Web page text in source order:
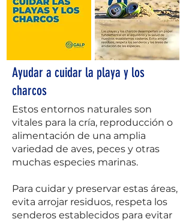
Ayudar a cuidar la playa y los
charcos
Estos entornos naturales son
vitales para la cría, reproducción o
alimentación de una amplia
variedad de aves, peces y otras
muchas especies marinas.
Para cuidar y preservar estas áreas,
evita arrojar residuos, respeta los
senderos establecidos para evitar